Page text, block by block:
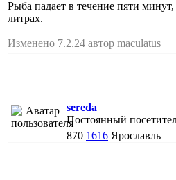
Рыба падает в течение пяти минут,
литрах.
Изменено 7.2.24 автор maculatus
sereda
Постоянный
870 1616 Ярославль